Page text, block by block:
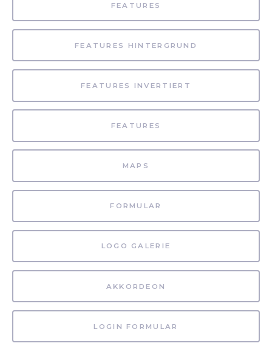
FEATURES
FEATURES HINTERGRUND
FEATURES INVERTIERT
FEATURES
MAPS
FORMULAR
LOGO GALERIE
AKKORDEON
LOGIN FORMULAR